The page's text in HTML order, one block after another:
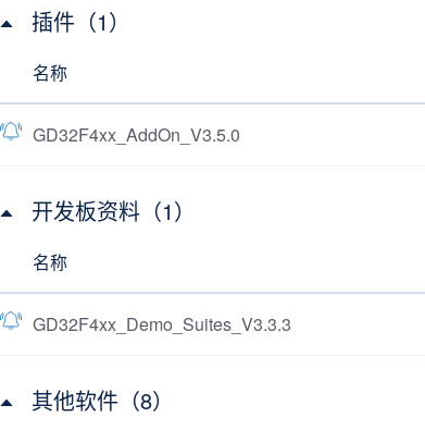
插件（1）
名称
GD32F4xx_AddOn_V3.5.0
开发板资料（1）
名称
GD32F4xx_Demo_Suites_V3.3.3
其他软件（8）